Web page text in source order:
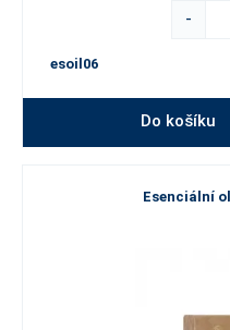
-
esoil06
Do košíku
Esenciální